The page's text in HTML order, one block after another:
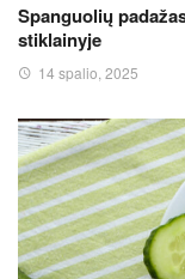
Spanguolių
stiklainyje
14 spalio, 2025